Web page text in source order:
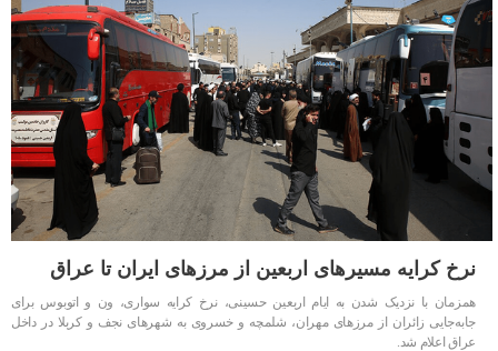
نرخ کرایه مسیرهای اربعین از مرزهای ایران تا عراق
همزمان با نزدیک شدن به ایام اربعین حسینی، نرخ کرایه سواری، ون و اتوبوس برای
جابه‌جایی زائران از مرزهای مهران، شلمچه و خسروی به شهرهای نجف و کربلا در داخل
عراق اعلام شد.